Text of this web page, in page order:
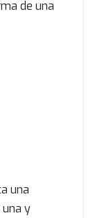
de una
una
y